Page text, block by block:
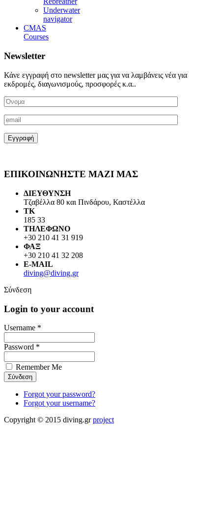
Underwater
navigator
CMAS
Courses
Newsletter
Κάνε εγγραφή στο newsletter μας για να λαμβάνεις νέα για
εκδρομές, διαγωνισμούς, προσφορές κ.α..
ΕΠΙΚΟΙΝΩΝΗΣΤΕ ΜΑΖΙ ΜΑΣ
ΔΙΕΥΘΥΝΣΗ
Τζαβέλλα 80 και Πινδάρου, Καστέλλα
ΤΚ
185 33
ΤΗΛΕΦΩΝΟ
+30 210 41 31 919
ΦΑΞ
+30 210 41 32 208
E-MAIL
diving@diving.gr
Σύνδεση
Login to your account
Username *
Password *
Remember Me
Forgot your password?
Forgot your username?
Copyright © 2015 diving.grproject